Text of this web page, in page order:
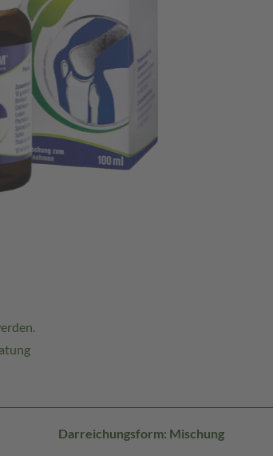
Darreichungsform: Mischung